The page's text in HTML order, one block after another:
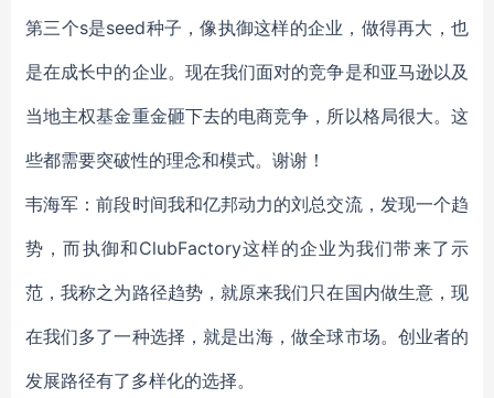
第三个s是seed种子，像执御这样的企业，做得再大，也
是在成长中的企业。现在我们面对的竞争是和亚马逊以及
当地主权基金重金砸下去的电商竞争，所以格局很大。这
些都需要突破性的理念和模式。谢谢！
韦海军：前段时间我和亿邦动力的刘总交流，发现一个趋
势，而执御和ClubFactory这样的企业为我们带来了示
范，我称之为路径趋势，就原来我们只在国内做生意，现
在我们多了一种选择，就是出海，做全球市场。创业者的
发展路径有了多样化的选择。